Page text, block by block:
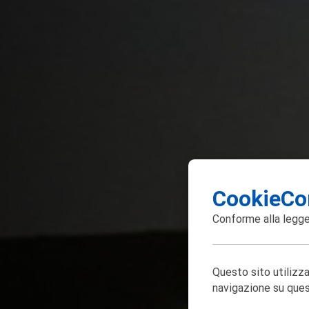
Conforme alla
Questo sito
navigazione su